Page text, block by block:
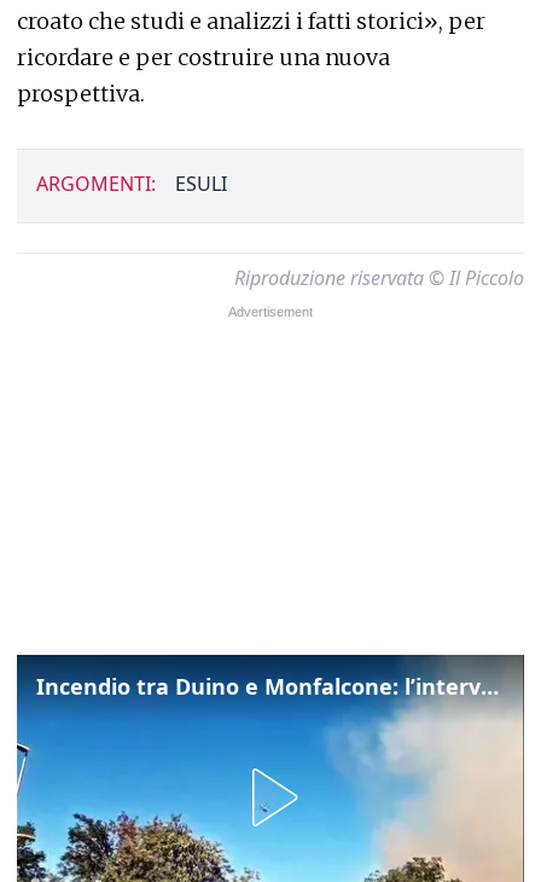
croato che studi e analizzi i fatti storici», per
ricordare e per costruire una nuova
prospettiva.
ARGOMENTI: ESULI
Riproduzione riservata © Il Piccolo
Incendio tra Duino e Monfalcone: l’intervento dei vigili del fuoco